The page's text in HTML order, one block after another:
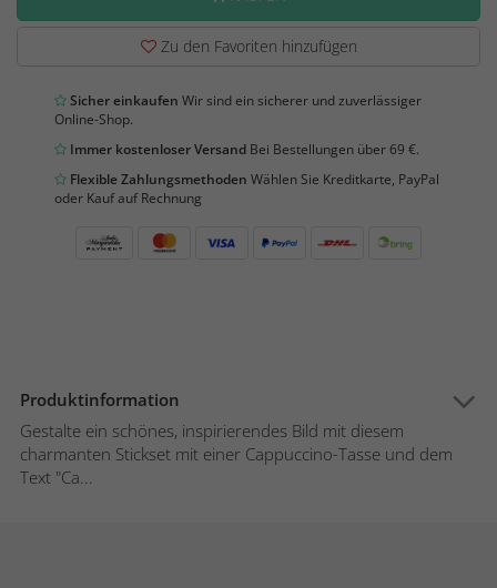
Zu den Favoriten hinzufügen
Sicher einkaufen Wir sind ein sicherer und zuverlässiger
Online-Shop.
Immer kostenloser Versand Bei Bestellungen über 69 €.
Flexible Zahlungsmethoden Wählen Sie Kreditkarte, PayPal
oder Kauf auf Rechnung
Produktinformation
Gestalte ein schönes, inspirierendes Bild mit diesem
charmanten Stickset mit einer Cappuccino-Tasse und dem
Text "Ca...